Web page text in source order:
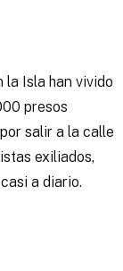
la Isla han vivido
presos
salir a la calle
exiliados,
a diario.